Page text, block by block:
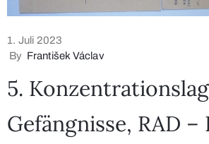
1. Juli 2023
By František Václav
5.
Gefängnisse, RAD –